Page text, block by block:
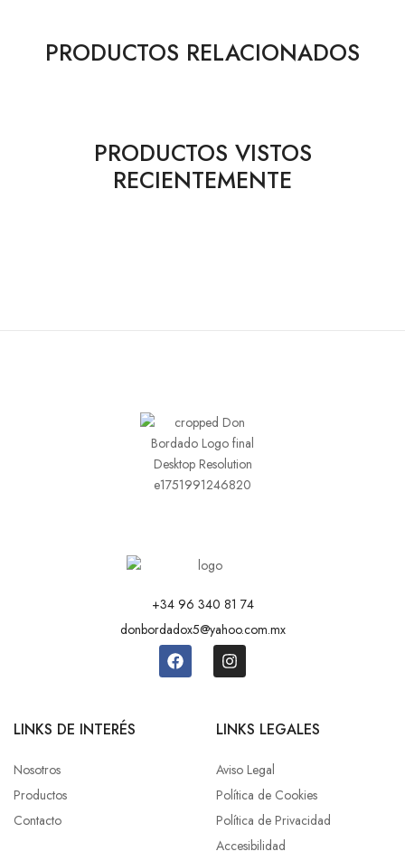
PRODUCTOS RELACIONADOS
PRODUCTOS VISTOS
RECIENTEMENTE
+34 96 340 81 74
donbordadox5@yahoo.com.mx
LINKS DE INTERÉS
Nosotros
Productos
Contacto
LINKS LEGALES
Aviso Legal
Política de Cookies
Política de Privacidad
Accesibilidad